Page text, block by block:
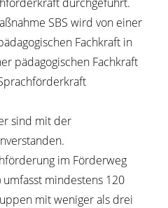
SBS wird von einer
Fachkraft in
pädagogischen Fachkraft
sind mit der
im Förderweg
umfasst mindestens 120
mit weniger als drei